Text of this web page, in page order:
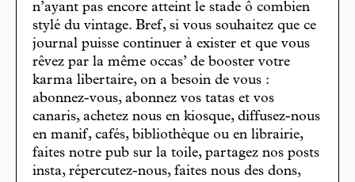
n’ayant pas encore atteint le stade ô combien
stylé du vintage. Bref, si vous souhaitez que ce
journal puisse continuer à exister et que vous
rêvez par la même occas’ de booster votre
karma libertaire, on a besoin de vous :
abonnez-vous, abonnez vos tatas et vos
canaris, achetez nous en kiosque, diffusez-nous
en manif, cafés, bibliothèque ou en librairie,
faites notre pub sur la toile, partagez nos posts
insta, répercutez-nous, faites nous des dons,